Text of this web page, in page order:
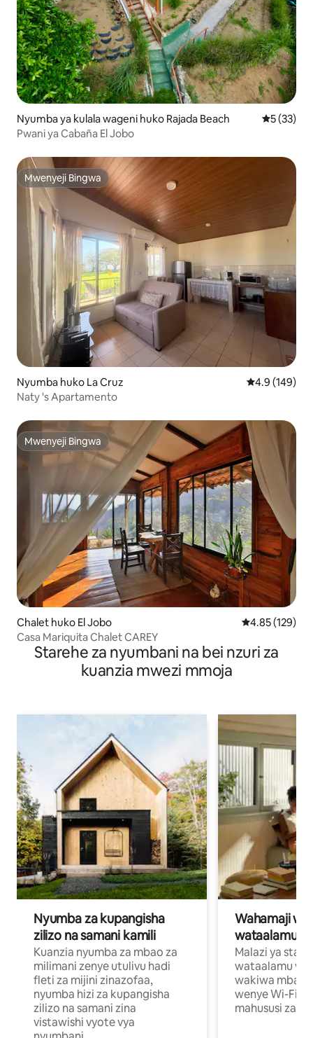
Nyumba ya kulala wageni huko Rajada Beach Ukadiriaji
5 (33)
Pwani ya Cabaña El Jobo
Mwenyeji Bingwa
Mwenyeji Bingwa
Nyumba huko La Cruz Ukadiriaji wa
4.9 (149)
Naty 's Apartamento
Mwenyeji Bingwa
Mwenyeji Bingwa
Chalet huko El Jobo Ukadiriaji wa
4.85 (129)
Casa Mariquita Chalet CAREY
Starehe za nyumbani na bei nzuri za
kuanzia mwezi mmoja
Nyumba za kupangisha
zilizo na samani kamili
Kuanzia nyumba za mbao za
milimani zenye utulivu hadi
fleti za mijini zinazofaa,
nyumba hizi za kupangisha
zilizo na samani zina
vistawishi vyote vya
Wahamaji
wataalamu
Malazi ya
wataalamu
wakiwa mbali
wenye Wi-Fi
mahususi za